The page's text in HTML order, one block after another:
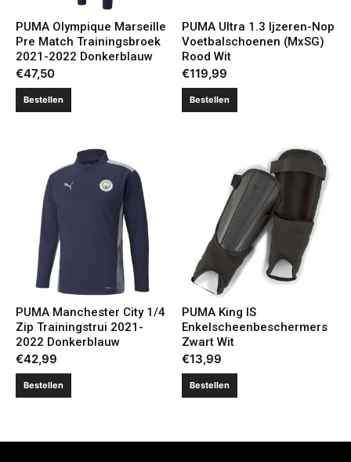
PUMA Olympique Marseille
Pre Match Trainingsbroek
2021-2022 Donkerblauw
€47,50
Bestellen
PUMA Ultra 1.3 Ijzeren-Nop
Voetbalschoenen (MxSG)
Rood Wit
€119,99
Bestellen
PUMA Manchester City 1/4
Zip Trainingstrui 2021-
2022 Donkerblauw
€42,99
Bestellen
PUMA King IS
Enkelscheenbeschermers
Zwart Wit
€13,99
Bestellen